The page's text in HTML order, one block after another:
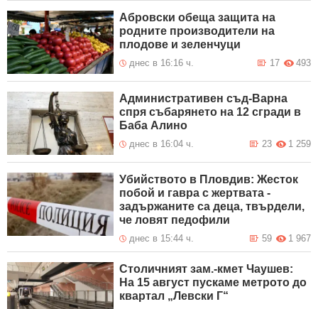
Абровски обеща защита на
родните производители на
плодове и зеленчуци
днес в 16:16 ч. 493
17
Административен съд-Варна
спря събарянето на 12 сгради в
Баба Алино
днес в 16:04 ч. 1 259
23
Убийството в Пловдив: Жесток
побой и гавра с жертвата -
задържаните са деца, твърдели,
че ловят педофили
днес в 15:44 ч. 1 967
59
Столичният зам.-кмет Чаушев:
На 15 август пускаме метрото до
квартал „Левски Г“